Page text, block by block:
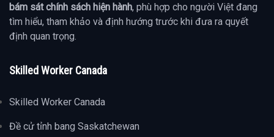
bám sát chính sách hiện hành, phù hợp cho người Việt đang
tìm hiểu, tham khảo và định hướng trước khi đưa ra quyết
định quan trọng.
Skilled Worker Canada
Skilled Worker Canada
Đề cử tỉnh bang Saskatchewan